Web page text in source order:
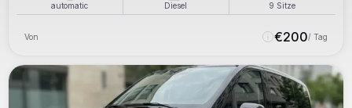
automatic Diesel 9 Sitze
Von €200/ Tag